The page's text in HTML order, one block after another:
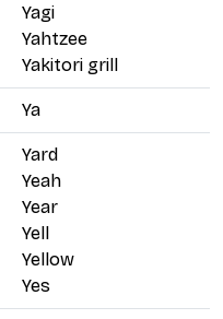
Yagi
Yahtzee
Yakitori grill
Ya
Yard
Yeah
Year
Yell
Yellow
Yes